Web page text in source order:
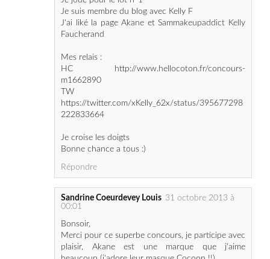
Mes relais :
HC http://www.hellocoton.fr/concours-
TW
https://twitter.com/xKelly_62x/status/395677298
222833664
Je croise les doigts
Bonne chance a tous :)
00:01
Merci pour ce superbe concours, je participe avec
plaisir, Akane est une marque que j'aime
beaucoup (j'adore leur masque Cocoon !!).
Je suis membre du blog : vento24
Fan de Akane sur FB : Sandrine Coeurdevey Louis
Je joue pour le lot 2 :-)